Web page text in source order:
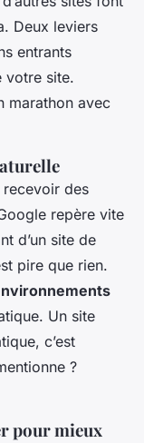
Deux leviers
entrants
votre site.
marathon avec
recevoir des
repère vite
d’un site de
pire que rien.
Un site
c’est
?
pour mieux